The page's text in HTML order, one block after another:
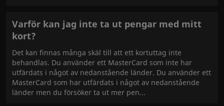
Varför kan jag inte ta ut pengar med mitt
kort?
Det kan finnas många skäl till att ett kortuttag inte
behandlas. Du använder ett MasterCard som inte har
utfärdats i något av nedanstående länder. Du använder ett
MasterCard som har utfärdats i något av nedanstående
länder men du försöker ta ut mer pen